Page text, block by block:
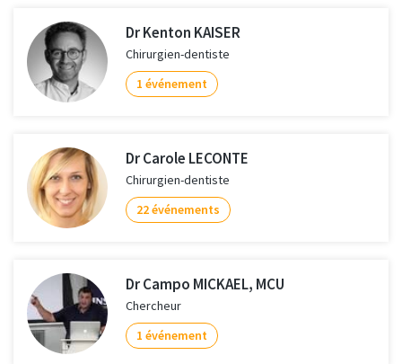
Dr Kenton KAISER
Chirurgien-dentiste
1 événement
Dr Carole LECONTE
Chirurgien-dentiste
22 événements
Dr Campo MICKAEL, MCU
Chercheur
1 événement